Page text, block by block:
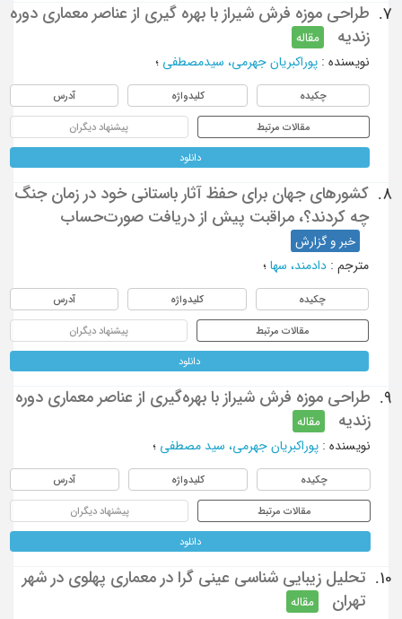
7.
طراحی موزه فرش شیراز با بهره گیری از عناصر معماری دوره
زندیه
مقاله
نویسنده: پوراکبریان جهرمی، سیدمصطفی ؛
چکیده کلیدواژه آدرس
مقالات مرتبط پیشنهاد دیگران
دانلود
8.
کشورهای جهان برای حفظ آثار باستانی خود در زمان جنگ
چه کردند؟، مراقبت پیش از دریافت صورت‌حساب
خبر و گزارش
مترجم: دادمند، سها؛
چکیده کلیدواژه آدرس
مقالات مرتبط پیشنهاد دیگران
دانلود
9.
طراحی موزه فرش شیراز با بهره‌گیری از عناصر معماری دوره
زندیه
مقاله
نویسنده: پوراکبریان جهرمی، سید مصطفی ؛
چکیده کلیدواژه آدرس
مقالات مرتبط پیشنهاد دیگران
دانلود
10.
تحلیل زیبایی شناسی عینی گرا در معماری پهلوی در شهر
تهران
مقاله